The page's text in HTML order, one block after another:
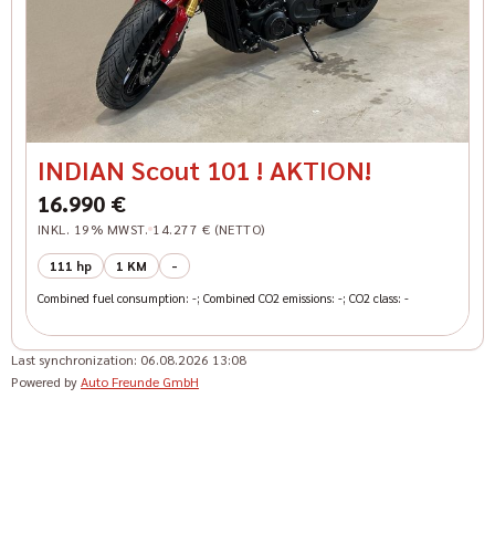
INDIAN Scout 101 ! AKTION!
16.990 €
INKL. 19% MWST. 14.277 € (NETTO)
111 hp 1 KM -
Combined fuel consumption: -; Combined CO2 emissions: -; CO2 class: -
Last synchronization: 06.08.2026 13:08
Powered byAuto Freunde GmbH